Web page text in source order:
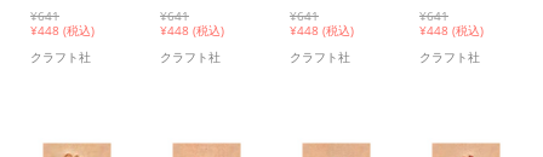
¥641
¥448 (税込)
クラフト社
¥641
¥448 (税込)
クラフト社
¥641
¥448 (税込)
クラフト社
¥641
¥448 (税込)
クラフト社